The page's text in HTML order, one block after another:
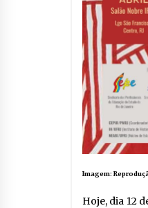
Imagem:
Hoje, dia 12